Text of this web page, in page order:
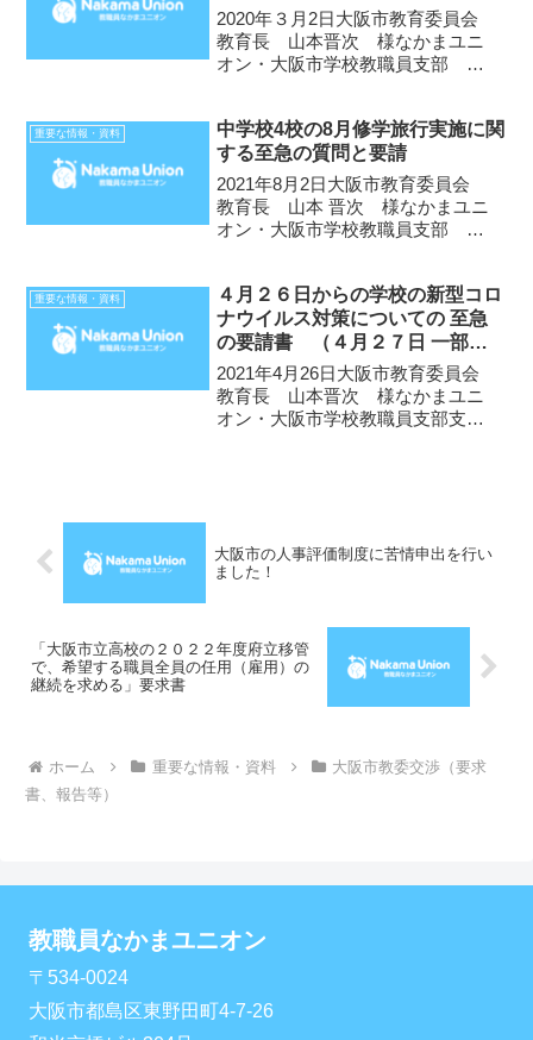
2 場所大阪市役...
2020年３月2日大阪市教育委員会
教育長 山本晋次 様なかまユニ
オン・大阪市学校教職員支部 前
下を至急に要請します。 市教委
は2月27日付で、「卒業式・保育
修了式における国旗掲揚・...
重要な情報・資料
中学校4校の8月修学旅行実施に関
する至急の質問と要請
2021年8月2日大阪市教育委員会
教育長 山本 晋次 様なかまユニ
オン・大阪市学校教職員支部 支
委員会とも相談しているとして、
「8月に修学旅行を予定している中
学校4校は、出発...
重要な情報・資料
４月２６日からの学校の新型コロ
ナウイルス対策についての 至急
の要請書 （４月２７日 一部修
正版）
2021年4月26日大阪市教育委員会
教育長 山本晋次 様なかまユニ
オン・大阪市学校教職員支部支部
大阪市の人事評価制度に苦情申出を行い
ました！
「大阪市立高校の２０２２年度府立移管
で、希望する職員全員の任用（雇用）の
継続を求める」要求書
ホーム 重要な情報・資料
大阪市教委交渉（要求
書、報告等）
教職員なかまユニオン
〒534-0024
大阪市都島区東野田町4-7-26